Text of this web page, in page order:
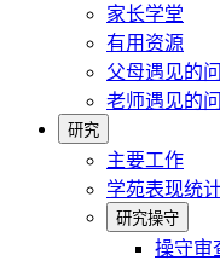
家长学堂
有用资源
父母遇见的
老师遇见的
研究
主要工作
学苑表现统
研究操守
操守审